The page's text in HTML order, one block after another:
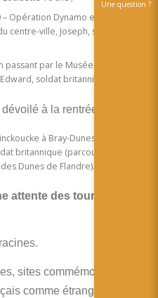
Opération Dynamo en passant
centre-ville, Joseph, soldat
par le Musée Dunkerque
soldat britannique
à la rentrée 2020 :
à Bray-Dunes en passant
britannique (parcours dans le
Dunes de Flandre).
attente des touristes
sites commémoratifs,
comme étrangers sont
Une question ?